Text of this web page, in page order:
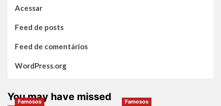
Acessar
Feed de posts
Feed de comentários
WordPress.org
You may have missed
Famosos Famosos